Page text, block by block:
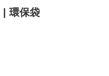
| 環保袋